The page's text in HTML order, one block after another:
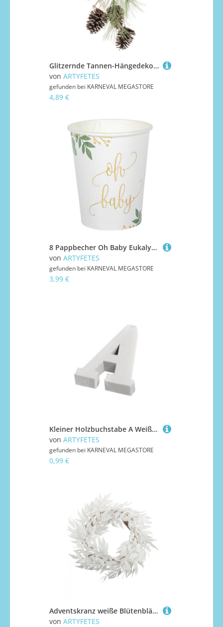
Glitzernde Tannen-Hängedeko champagnerfarben-grün-braun 45 cm
von ARTYFETES
gefunden bei KARNEVAL MEGASTORE
4,89 €
8 Pappbecher Oh Baby Eukalyptus 250 ml
von ARTYFETES
gefunden bei KARNEVAL MEGASTORE
3,99 €
Kleiner Holzbuchstabe A Weiß 5 cm für Hochzeitsdeko
von ARTYFETES
gefunden bei KARNEVAL MEGASTORE
0,99 €
Adventskranz weiße Blütenblätter weiß 50 cm
von ARTYFETES